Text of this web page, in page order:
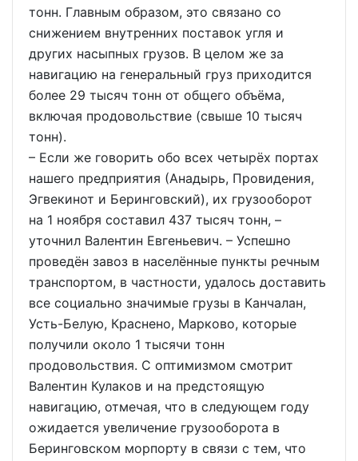
тонн. Главным образом, это связано со
снижением внутренних поставок угля и
других насыпных грузов. В целом же за
навигацию на генеральный груз приходится
более 29 тысяч тонн от общего объёма,
включая продовольствие (свыше 10 тысяч
тонн).
– Если же говорить обо всех четырёх портах
нашего предприятия (Анадырь, Провидения,
Эгвекинот и Беринговский), их грузооборот
на 1 ноября составил 437 тысяч тонн, –
уточнил Валентин Евгеньевич. – Успешно
проведён завоз в населённые пункты речным
транспортом, в частности, удалось доставить
все социально значимые грузы в Канчалан,
Усть-Белую, Краснено, Марково, которые
получили около 1 тысячи тонн
продовольствия. С оптимизмом смотрит
Валентин Кулаков и на предстоящую
навигацию, отмечая, что в следующем году
ожидается увеличение грузооборота в
Беринговском морпорту в связи с тем, что